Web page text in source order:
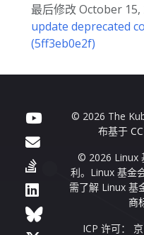
最后修改 October 15,
update deprecated
(5ff3eb0e2f)
© 2026 The
布基于
© 2026 Linux
利。Linux 基金
需了解 Linux 基
商
ICP 许可：